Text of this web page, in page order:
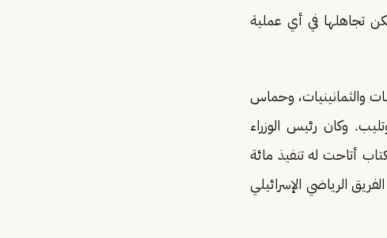
تجاهلها في أي عملية
والثمانينيات، وحماس
وكان رئيس الوزراء
أتاحت له تنفيذ مائة
الرياضي الإسرائيلي